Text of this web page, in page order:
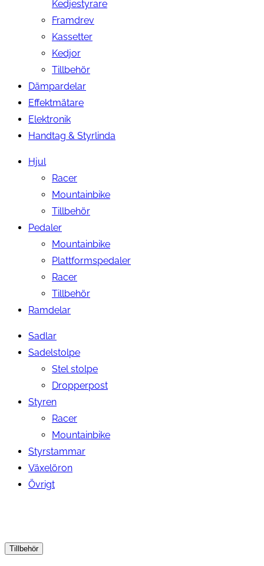
Kedjestyrare
Framdrev
Kassetter
Kedjor
Tillbehör
Dämpardelar
Effektmätare
Elektronik
Handtag & Styrlinda
Hjul
Racer
Mountainbike
Tillbehör
Pedaler
Mountainbike
Plattformspedaler
Racer
Tillbehör
Ramdelar
Sadlar
Sadelstolpe
Stel stolpe
Dropperpost
Styren
Racer
Mountainbike
Styrstammar
Växelöron
Övrigt
Tillbehör